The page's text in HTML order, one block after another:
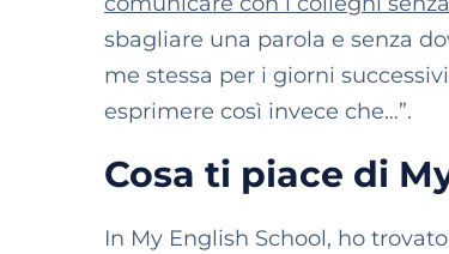
sbagliare una parola e senza
me stessa per i giorni
esprimere così invece che…”.
Cosa ti piace di
In My English School, ho